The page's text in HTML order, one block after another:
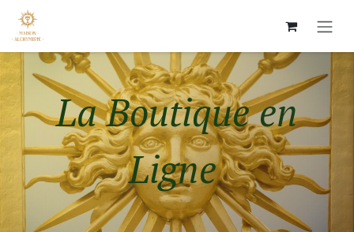
Se rendre au contenu
La Boutique en
Ligne ​